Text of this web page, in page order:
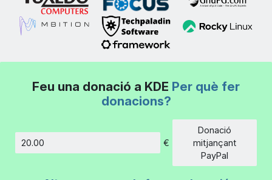
Feu una donació a KDE Per què fer
donacions?
€
Donació
mitjançant
PayPal